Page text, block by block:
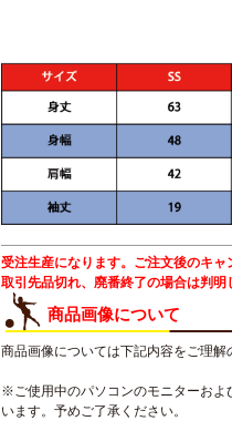
受注生産になります。ご注文後のキャ
取引先品切れ、廃番終了の場合は判明
商品画像について
商品画像については下記内容をご理解
※ご使用中のパソコンのモニターおよ
います。予めご了承ください。